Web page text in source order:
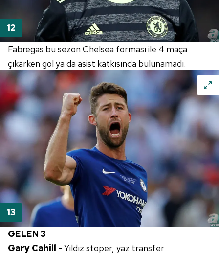
Fabregas bu sezon Chelsea forması ile 4 maça
çıkarken gol ya da asist katkısında bulunamadı.
GELEN 3
Gary Cahill - Yıldız stoper, yaz transfer